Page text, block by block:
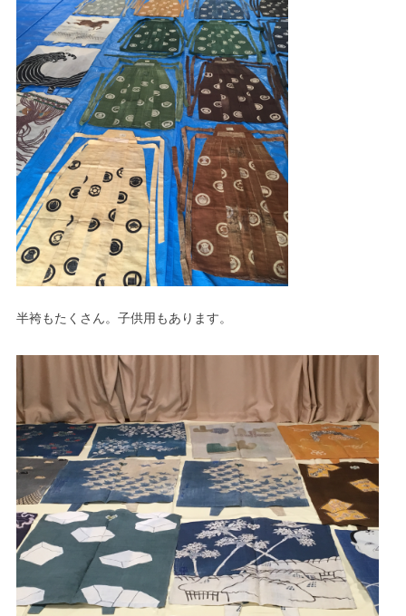
半袴もたくさん。子供用もあります。